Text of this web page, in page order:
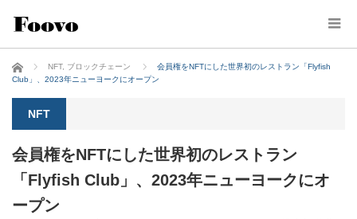
ホーム NFT, ブロックチェーン
会員権をNFTにした世界初のレストラン「Flyfish
Club」、2023年ニューヨークにオープン
NFT
会員権をNFTにした世界初のレストラン
「Flyfish Club」、2023年ニューヨークにオ
ープン